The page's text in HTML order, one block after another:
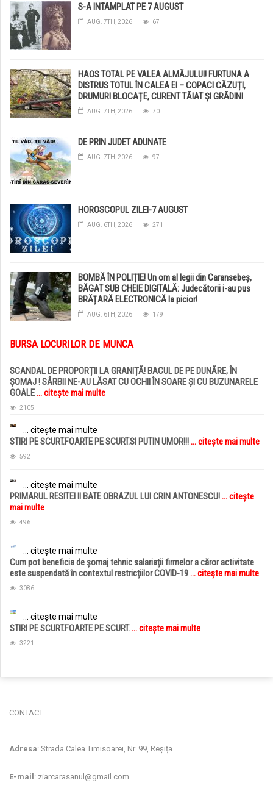
S-A INTAMPLAT PE 7 AUGUST
AUG. 7TH, 2026 67
HAOS TOTAL PE VALEA ALMĂJULUI! FURTUNA A
DISTRUS TOTUL ÎN CALEA EI – COPACI CĂZUȚI,
DRUMURI BLOCAȚE, CURENT TĂIAT ȘI GRĂDINI
DISTRUSE DE GRINDINĂ!
AUG. 7TH, 2026 70
DE PRIN JUDET ADUNATE
AUG. 7TH, 2026 97
HOROSCOPUL ZILEI-7 AUGUST
AUG. 6TH, 2026 271
BOMBĂ ÎN POLIȚIE! Un om al legii din Caransebeș,
BĂGAT SUB CHEIE DIGITALĂ: Judecătorii i-au pus
BRĂȚARĂ ELECTRONICĂ la picior!
AUG. 6TH, 2026 179
BURSA LOCURILOR DE MUNCA
SCANDAL DE PROPORȚII LA GRANIȚĂ! BACUL DE PE DUNĂRE, ÎN
ȘOMAJ ! SÂRBII NE-AU LĂSAT CU OCHII ÎN SOARE ȘI CU BUZUNARELE
GOALE... citește mai multe
2105
... citește mai multe
STIRI PE SCURT.FOARTE PE SCURT.SI PUTIN UMOR!!!... citește mai multe
592
... citește mai multe
PRIMARUL RESITEI II BATE OBRAZUL LUI CRIN ANTONESCU!... citește
mai multe
496
... citește mai multe
Cum pot beneficia de șomaj tehnic salariații firmelor a căror activitate
este suspendată în contextul restricțiilor COVID-19... citește mai multe
3086
... citește mai multe
STIRI PE SCURT.FOARTE PE SCURT.... citește mai multe
3221
CONTACT
Adresa: Strada Calea Timisoarei, Nr. 99, Reșița
E-mail : ziarcarasanul@gmail.com